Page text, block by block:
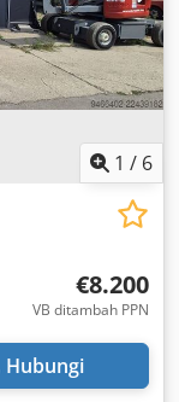
1 / 6
€8.200
VB ditambah PPN
Hubungi